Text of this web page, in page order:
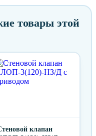
товары этой
клапан